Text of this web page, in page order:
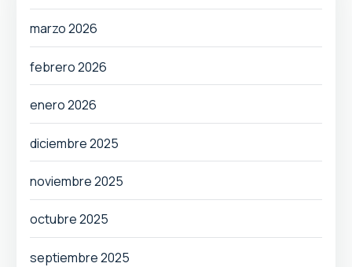
marzo 2026
febrero 2026
enero 2026
diciembre 2025
noviembre 2025
octubre 2025
septiembre 2025